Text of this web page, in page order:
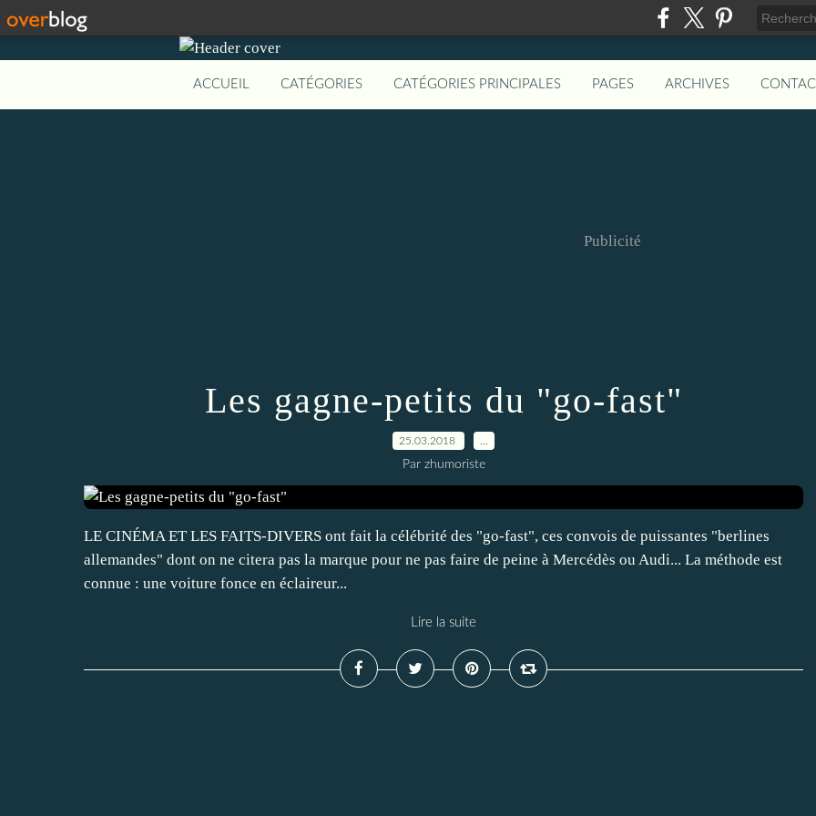
ACCUEIL CATÉGORIES CATÉGORIES PRINCIPALES PAGES ARCHIVES
Publicité
Les gagne-petits du "go-fast"
25.03.2018
Par zhumoriste
LE CINÉMA ET LES FAITS-DIVERS ont fait la célébrité des "go-fast", ces convois de puissantes "berlines
allemandes" dont on ne citera pas la marque pour ne pas faire de peine à Mercédès ou Audi... La méthode est
connue : une voiture fonce en éclaireur...
Lire la suite